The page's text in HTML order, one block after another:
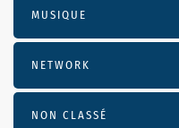
MUSIQUE
NETWORK
NON CLASSÉ